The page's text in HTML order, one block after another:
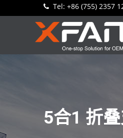
Tel: +86 (755) 2357
5合1 折